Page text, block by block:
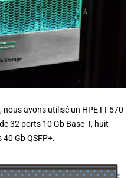
avons utilisé un HPE FF570
32 ports 10 Gb Base-T, huit
Gb QSFP+.